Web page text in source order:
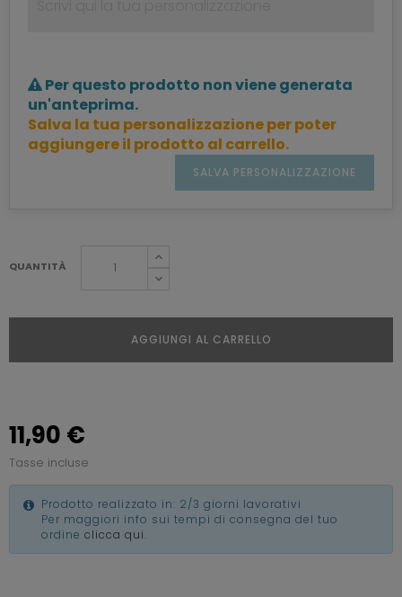
Per questo prodotto non viene generata
un'anteprima.
Salva la tua personalizzazione per poter
aggiungere il prodotto al carrello.
SALVA PERSONALIZZAZIONE
QUANTITÀ
AGGIUNGI AL CARRELLO
11,90 €
Tasse incluse
Prodotto realizzato in: 2/3 giorni lavorativi
Per maggiori info sui tempi di consegna del tuo
ordine clicca qui.